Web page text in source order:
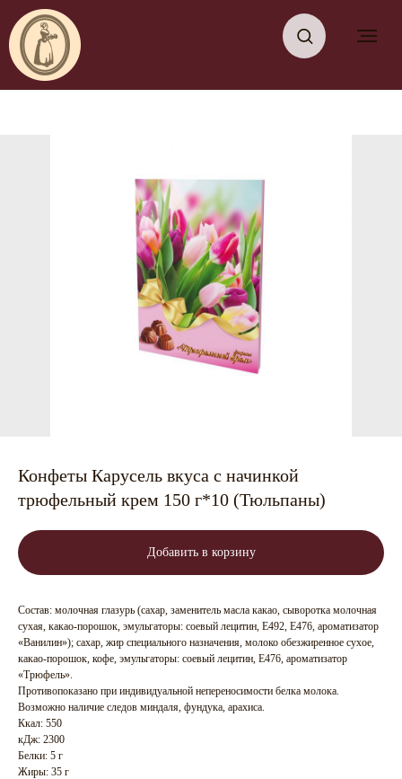
Конфеты Карусель вкуса с начинкой
трюфельный крем 150 г*10 (Тюльпаны)
Добавить в корзину
Состав: молочная глазурь (сахар, заменитель масла какао, сыворотка молочная
сухая, какао-порошок, эмульгаторы: соевый лецитин, Е492, Е476, ароматизатор
«Ванилин»); сахар, жир специального назначения, молоко обезжиренное сухое,
какао-порошок, кофе, эмульгаторы: соевый лецитин, Е476, ароматизатор
«Трюфель».
Противопоказано при индивидуальной непереносимости белка молока.
Возможно наличие следов миндаля, фундука, арахиса.
Ккал: 550
кДж: 2300
Белки: 5 г
Жиры: 35 г